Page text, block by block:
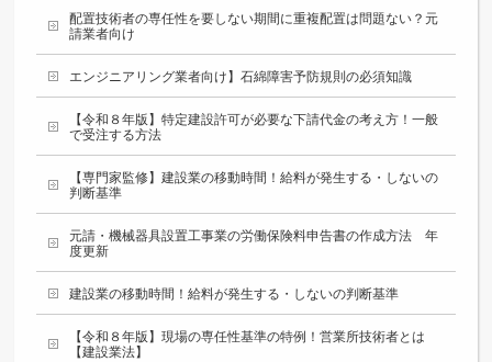
配置技術者の専任性を要しない期間に重複配置は問題ない？元
請業者向け
エンジニアリング業者向け】石綿障害予防規則の必須知識
【令和８年版】特定建設許可が必要な下請代金の考え方！一般
で受注する方法
【専門家監修】建設業の移動時間！給料が発生する・しないの
判断基準
元請・機械器具設置工事業の労働保険料申告書の作成方法 年
度更新
建設業の移動時間！給料が発生する・しないの判断基準
【令和８年版】現場の専任性基準の特例！営業所技術者とは
【建設業法】